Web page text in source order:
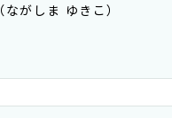
（ながしま ゆきこ）